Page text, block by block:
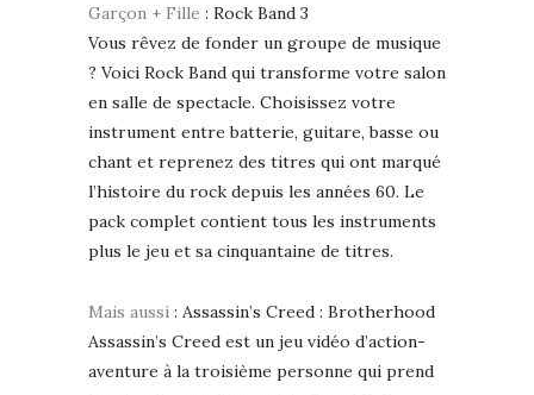
Garçon + Fille : Rock Band 3
Vous rêvez de fonder un groupe de musique
? Voici Rock Band qui transforme votre salon
en salle de spectacle. Choisissez votre
instrument entre batterie, guitare, basse ou
chant et reprenez des titres qui ont marqué
l’histoire du rock depuis les années 60. Le
pack complet contient tous les instruments
plus le jeu et sa cinquantaine de titres.
Mais aussi : Assassin’s Creed : Brotherhood
Assassin’s Creed est un jeu vidéo d’action-
aventure à la troisième personne qui prend